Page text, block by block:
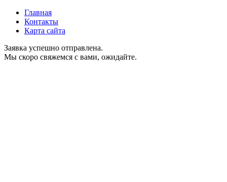
Главная
Контакты
Карта сайта
Заявка успешно отправлена.
Мы скоро свяжемся с вами, ожидайте.